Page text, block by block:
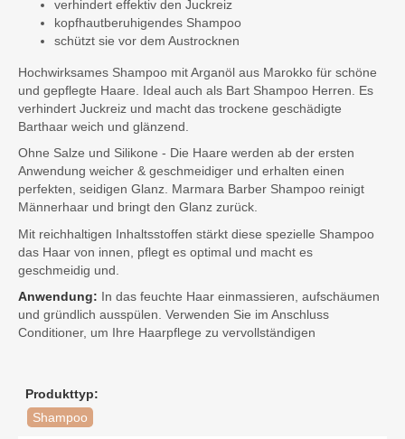
verhindert effektiv den Juckreiz
kopfhautberuhigendes Shampoo
schützt sie vor dem Austrocknen
Hochwirksames Shampoo mit Arganöl aus Marokko für schöne
und gepflegte Haare. Ideal auch als Bart Shampoo Herren. Es
verhindert Juckreiz und macht das trockene geschädigte
Barthaar weich und glänzend.
Ohne Salze und Silikone - Die Haare werden ab der ersten
Anwendung weicher & geschmeidiger und erhalten einen
perfekten, seidigen Glanz. Marmara Barber Shampoo reinigt
Männerhaar und bringt den Glanz zurück.
Mit reichhaltigen Inhaltsstoffen stärkt diese spezielle Shampoo
das Haar von innen, pflegt es optimal und macht es
geschmeidig und.
Anwendung: In das feuchte Haar einmassieren, aufschäumen
und gründlich ausspülen. Verwenden Sie im Anschluss
Conditioner, um Ihre Haarpflege zu vervollständigen
Produkttyp:
Shampoo